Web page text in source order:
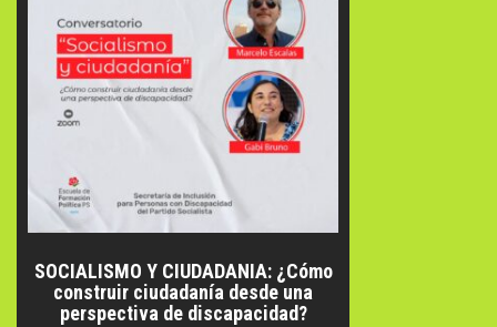
SOCIALISMO Y CIUDADANIA: ¿Cómo
construir ciudadanía desde una
perspectiva de discapacidad?